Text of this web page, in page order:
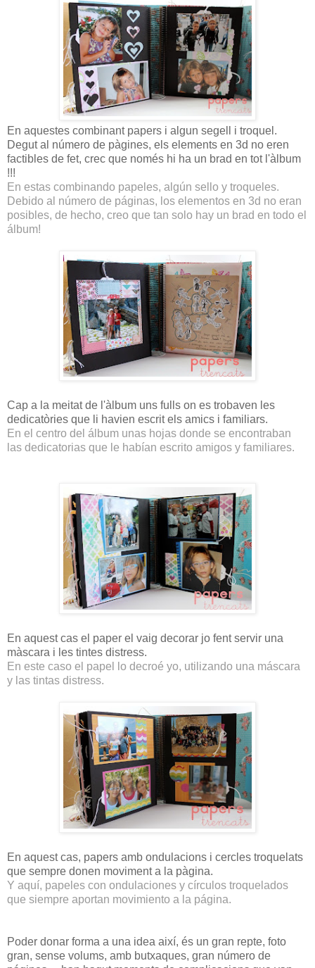
En aquestes combinant papers i algun segell i troquel.
Degut al número de pàgines, els elements en 3d no eren
factibles de fet, crec que només hi ha un brad en tot l'àlbum
!!!
En estas combinando papeles, algún sello y troqueles.
Debido al número de páginas, los elementos en 3d no eran
posibles, de hecho, creo que tan solo hay un brad en todo el
álbum!
Cap a la meitat de l'àlbum uns fulls on es trobaven les
dedicatòries que li havien escrit els amics i familiars.
En el centro del álbum unas hojas donde se encontraban
las dedicatorias que le habían escrito amigos y familiares.
En aquest cas el paper el vaig decorar jo fent servir una
màscara i les tintes distress.
En este caso el papel lo decroé yo, utilizando una máscara
y las tintas distress.
En aquest cas, papers amb ondulacions i cercles troquelats
que sempre donen moviment a la pàgina.
Y aquí, papeles con ondulaciones y círculos troquelados
que siempre aportan movimiento a la página.
Poder donar forma a una idea així, és un gran repte, foto
gran, sense volums, amb butxaques, gran número de